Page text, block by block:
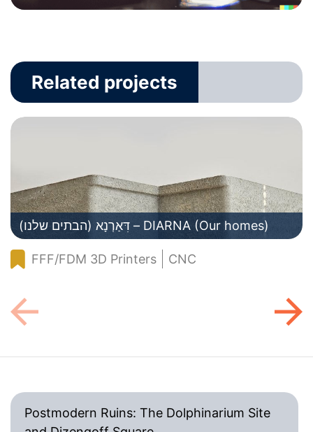
Related projects
(הבתים שלנו) דִּאַרְנָא – DIARNA (Our homes)
FFF/FDM 3D Printers CNC
Postmodern Ruins: The Dolphinarium Site